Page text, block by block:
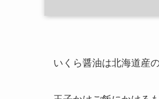
いくら醤油は北海道産